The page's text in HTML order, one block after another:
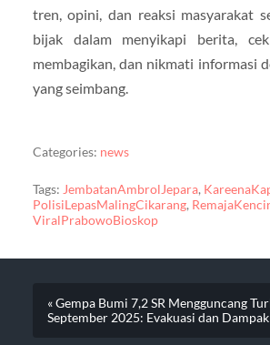
tren, opini, dan reaksi masyarakat
bijak dalam menyikapi berita,
membagikan, dan nikmati informasi
yang seimbang.
Categories: news
Tags: JembatanAmbrolJepara,
PolisiLepasMalingCikarang,
ViralPrabowoBioskop
« Gempa Bumi 7,2 SR Mengguncang
September 2025: Evakuasi dan Dampak